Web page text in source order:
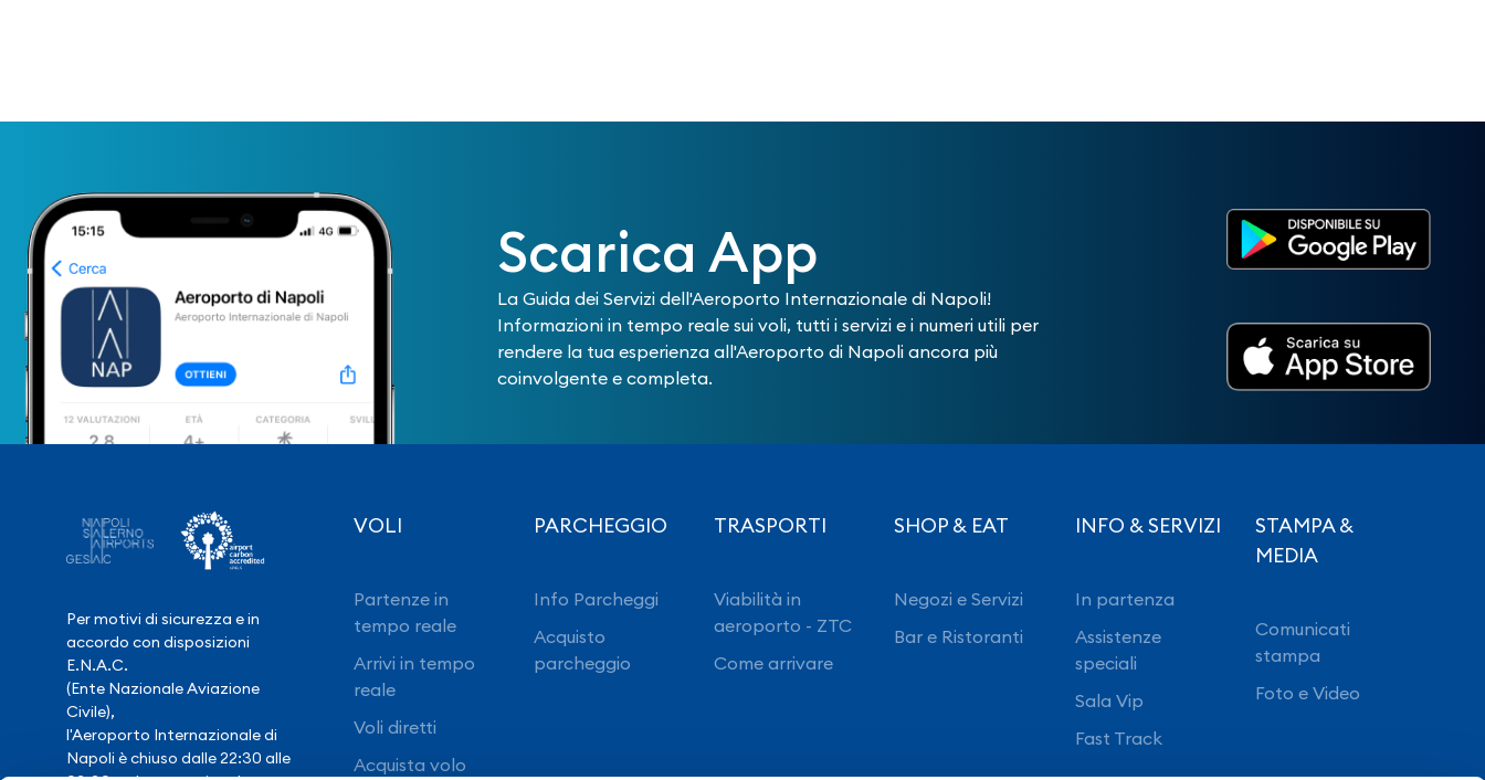
Scarica App
La Guida dei Servizi dell'Aeroporto Internazionale di Napoli!
Informazioni in tempo reale sui voli, tutti i servizi e i numeri utili per
rendere la tua esperienza all'Aeroporto di Napoli ancora più
coinvolgente e completa.
Per motivi di sicurezza e in
accordo con disposizioni
E.N.A.C.
(Ente Nazionale Aviazione
Civile),
l'Aeroporto Internazionale di
Napoli è chiuso dalle 22:30 alle
VOLI
Partenze in
tempo reale
Arrivi in tempo
reale
Voli diretti
Acquista volo
PARCHEGGIO
Info Parcheggi
Acquisto
parcheggio
TRASPORTI
Viabilità in
aeroporto - ZTC
Come arrivare
SHOP & EAT
Negozi e Servizi
Bar e Ristoranti
INFO & SERVIZI
In partenza
Assistenze
speciali
Sala Vip
Fast Track
STAMPA &
MEDIA
Comunicati
stampa
Foto e Video